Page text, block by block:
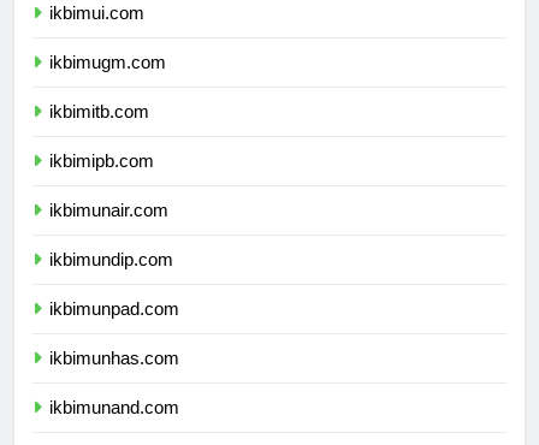
ikbimui.com
ikbimugm.com
ikbimitb.com
ikbimipb.com
ikbimunair.com
ikbimundip.com
ikbimunpad.com
ikbimunhas.com
ikbimunand.com